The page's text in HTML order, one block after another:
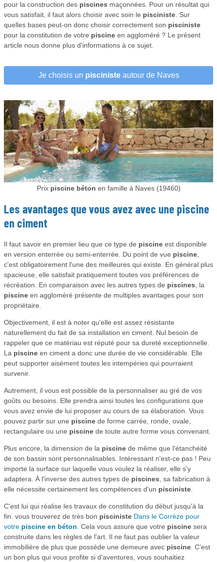
pour la construction des piscines maçonnées. Pour un résultat qui
vous satisfait, il faut alors choisir avec soin le pisciniste . Sur
quelles bases peut-on donc choisir correctement son pisciniste
pour la constitution de votre piscine en aggloméré ? Le présent
article nous donne plus d'informations à ce sujet.
Je choisis un piscinisteautour de Naves
Prix piscine béton en famille à Naves (19460)
Les avantages que vous avez avec une piscine
en ciment
Il faut savoir en premier lieu que ce type de piscine est disponible
en version enterrée ou semi-enterrée. Du point de vue piscine,
c'est obligatoirement l'une des meilleures qui existe. En général plus
spacieuse, elle satisfait pratiquement toutes vos préférences de
récréation. En comparaison avec les autres types de piscines, la
piscine en aggloméré présente de multiples avantages pour son
propriétaire.
Objectivement, il est à noter qu'elle est assez résistante
naturellement du fait de sa installation en ciment. Nul besoin de
rappeler que ce matériau est réputé pour sa dureté exceptionnelle.
La piscine en ciment a donc une durée de vie considérable. Elle
peut supporter aisément toutes les intempéries qui pourraient
survenir.
Autrement, il vous est possible de la personnaliser au gré de vos
goûts ou besoins. Elle prendra ainsi toutes les configurations que
vous avez envie de lui proposer au cours de sa élaboration. Vous
pouvez partir sur une piscine de forme carrée, ronde, ovale,
rectangulaire ou une piscine de toute autre forme vous convenant.
Plus encore, la dimension de la piscine de même que l'étanchéité
de son bassin sont personnalisables. Intéressant n'est-ce pas ! Peu
importe la surface sur laquelle vous voulez la réaliser, elle s'y
adaptera. À l'inverse des autres types de piscines, sa fabrication à
elle nécessite certainement les compétences d'un pisciniste.
C'est lui qui réalise les travaux de constitution du début jusqu'à la
fin. vous trouverez de très bon pisciniste Dans le Corrèze pour
votre piscine en béton. Cela vous assure que votre piscine sera
construite dans les règles de l'art. Il ne faut pas oublier la valeur
immobilière de plus que possède une demeure avec piscine. C'est
un bon plus qui vous profite si d'aventures, vous souhaitiez